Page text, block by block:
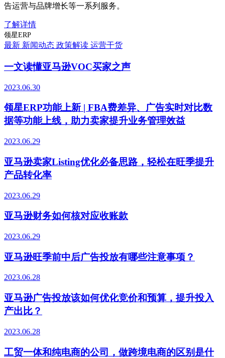
告运营与品牌增长等一系列服务。
了解详情
领星ERP
最新 新闻动态 政策解读 运营干货
一文读懂亚马逊VOC买家之声
2023.06.30
领星ERP功能上新 | FBA费差异、广告实时对比数
据等功能上线，助力卖家提升业务管理效益
2023.06.29
亚马逊卖家Listing优化必备思路，轻松在旺季提升
产品转化率
2023.06.29
亚马逊财务如何核对应收账款
2023.06.29
亚马逊旺季前中后广告投放有哪些注意事项？
2023.06.28
亚马逊广告投放该如何优化竞价和预算，提升投入
产出比？
2023.06.28
工贸一体和纯电商的公司，做跨境电商的区别是什